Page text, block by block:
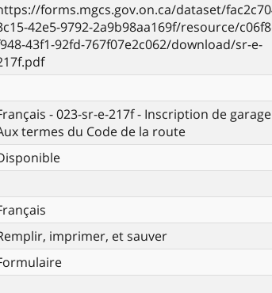
forms.mgcs.gov.on.ca/dataset/
42e5-9792-2a9b98aa169f/resource/
43f1-92fd-767f07e2c062/download/sr-e-
- 023-sr-e-217f - Inscription de
termes du Code de la route
imprimer, et sauver